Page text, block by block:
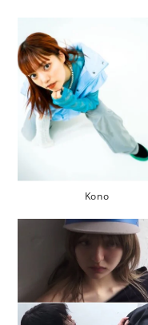
Kono